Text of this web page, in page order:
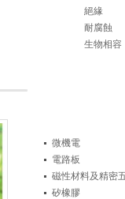
絕緣
耐腐蝕
生物相容
微機電
電路板
磁性材料及精密
矽橡膠